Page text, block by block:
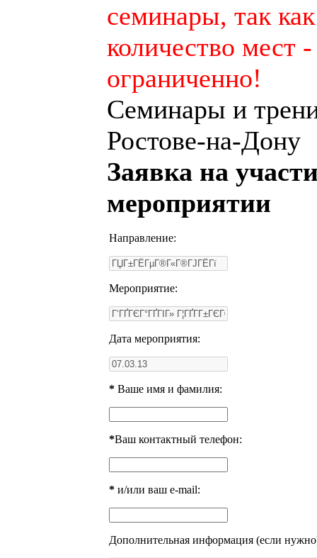
семинары, так как
количество мест -
ограниченно!
Семинары и
Ростове-на-Дону
Заявка на
мероприятии
Направление:
Мероприятие:
Дата мероприятия:
* Ваше имя и фамилия:
*Ваш контактный телефон:
* и/или ваш e-mail:
Дополнительная информация (если